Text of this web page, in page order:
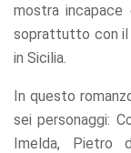
mostra
soprattutto con il
in Sicilia.
In questo
sei personaggi:
Imelda, Pietro